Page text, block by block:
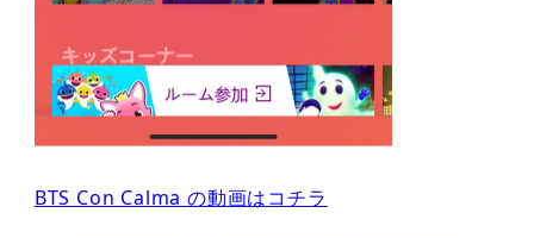
BTS Con Calma の動画はコチラ